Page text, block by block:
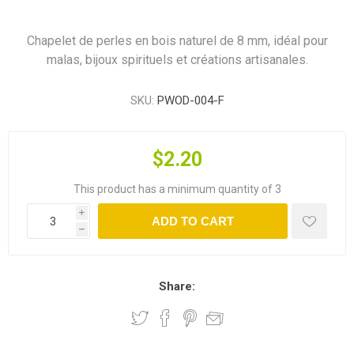
Chapelet de perles en bois naturel de 8 mm, idéal pour
malas, bijoux spirituels et créations artisanales.
SKU: PWOD-004-F
$2.20
This product has a minimum quantity of 3
i
h
ADD TO CART
Share: